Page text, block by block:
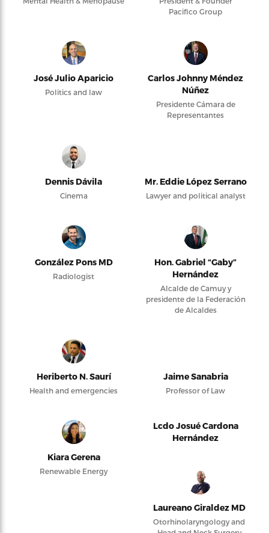
Pacifico Group
José Julio Aparicio
Politics and law
Carlos Johnny Méndez
Núñez
Presidente Cámara de
Representantes
Dennis Dávila
Cinema
Mr. Eddie López Serrano
Lawyer and political analyst
González Pons MD
Radiologist
Hon. Gabriel “Gaby”
Hernández
Alcalde de Camuy y
presidente de la Federación
de Alcaldes
Heriberto N. Saurí
Health and emergencies
Jaime Sanabria
Professor of Law
Kiara Gerena
Renewable Energy
Lcdo Josué Cardona
Hernández
Laureano Giraldez MD
Otorhinolaryngology and